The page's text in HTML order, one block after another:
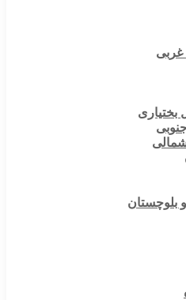
غربی
بختیاری
بلوچستان